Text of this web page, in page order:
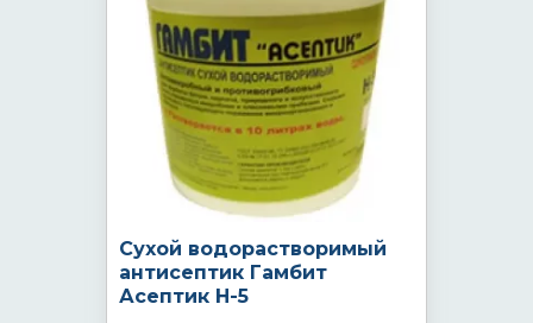
Сухой водорастворимый
антисептик Гамбит
Асептик H-5